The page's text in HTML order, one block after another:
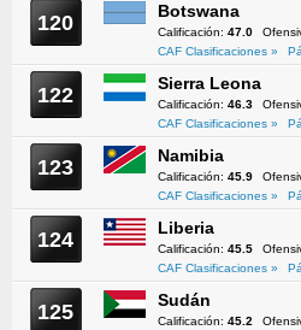
120 Botswana
Calificación: 47.0
CAF Clasificaciones »
122 Sierra Leona
Calificación: 46.3
CAF Clasificaciones »
123 Namibia
Calificación: 45.9
CAF Clasificaciones »
124 Liberia
Calificación: 45.5
CAF Clasificaciones »
125 Sudán
Calificación: 45.2